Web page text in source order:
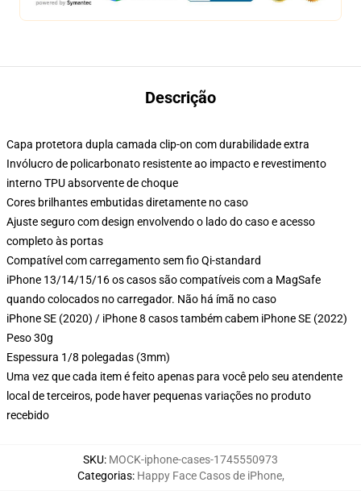
Descrição
Capa protetora dupla camada clip-on com durabilidade extra
Invólucro de policarbonato resistente ao impacto e revestimento
interno TPU absorvente de choque
Cores brilhantes embutidas diretamente no caso
Ajuste seguro com design envolvendo o lado do caso e acesso
completo às portas
Compatível com carregamento sem fio Qi-standard
iPhone 13/14/15/16 os casos são compatíveis com a MagSafe
quando colocados no carregador. Não há ímã no caso
iPhone SE (2020) / iPhone 8 casos também cabem iPhone SE (2022)
Peso 30g
Espessura 1/8 polegadas (3mm)
Uma vez que cada item é feito apenas para você pelo seu atendente
local de terceiros, pode haver pequenas variações no produto
recebido
SKU: MOCK-iphone-cases-1745550973
Categorias: Happy Face Casos de iPhone,